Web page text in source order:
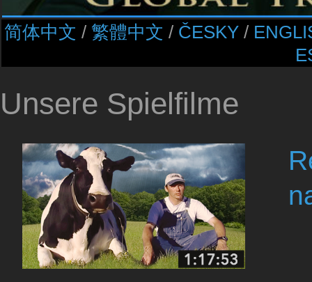
简体中文 /​ 繁體中文 /​ ČESKY/​
Unsere Spielfilme